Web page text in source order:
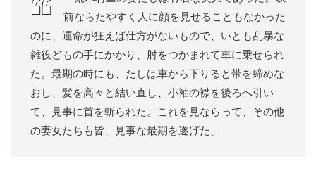
前ならたやすく人に顔を見せることもなかった
のに、運命が狂えば仕方がないもので、いとも乱暴な
雑役どもの手にかかり、肘をつかまれて車に乗せられ
た。最期の時にも、たしは車から下りると帯を締めな
おし、髪を高々と結い直し、小袖の襟を後ろへ引い
て、見事に首を斬られた。これを見ならって、その他
の妻女たちも皆、見事な最期を遂げた」